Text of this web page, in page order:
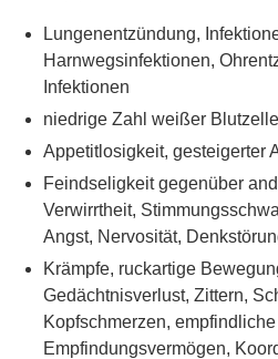
Lungenentzündung,
Harnwegsinfektionen,
Infektionen
niedrige Zahl weißer
Appetitlosigkeit, gesteigerter
Feindseligkeit gegenüber
Verwirrtheit,
Angst, Nervosität,
Krämpfe, ruckartige
Gedächtnisverlust, Zittern,
Kopfschmerzen,
Empfindungsvermögen,